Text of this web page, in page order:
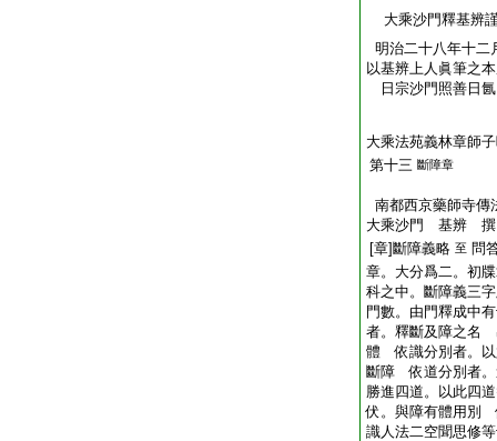
大乘沙門釋基辨
明治二十八年十二
以基辨上人眞筆之
日宗沙門照善日
大乘法苑義林章師
第十三 斷障章
南都西京藥師寺傳
大乘沙門 基辨 撰
[章]斷障義略 至 問
章。大分爲二。初
科之中。斷障義三
門數。由門釋成中
者。釋斷及障之名
體 依識分別者。以
斷障 依道分別者。
勝進四道。以此四
伏。與障有體用別
識人法二空聞思修